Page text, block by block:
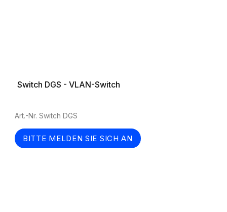
Switch DGS - VLAN-Switch
Art.-Nr. Switch DGS
BITTE MELDEN SIE SICH AN